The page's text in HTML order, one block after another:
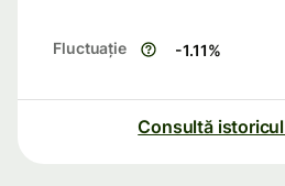
Fluctuație -1.11%
Consultă